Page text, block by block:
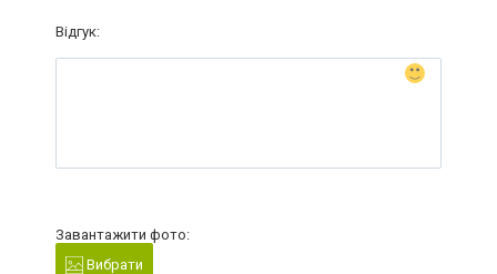
Відгук:
Завантажити фото:
Вибрати